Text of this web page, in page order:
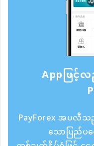
Appဖြင့်
PayForex အပလီ
သောပြည်